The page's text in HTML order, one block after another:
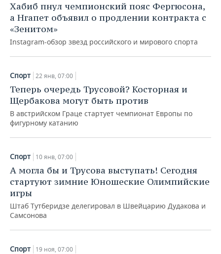
Хабиб пнул чемпионский пояс Фергюсона,
а Нгапет объявил о продлении контракта с
«Зенитом»
Instagram-обзор звезд российского и мирового спорта
Спорт 22 янв, 07:00
Теперь очередь Трусовой? Косторная и
Щербакова могут быть против
В австрийском Граце стартует чемпионат Европы по
фигурному катанию
Спорт 10 янв, 07:00
А могла бы и Трусова выступать! Сегодня
стартуют зимние Юношеские Олимпийские
игры
Штаб Тутберидзе делегировал в Швейцарию Дудакова и
Самсонова
Спорт 19 ноя, 07:00